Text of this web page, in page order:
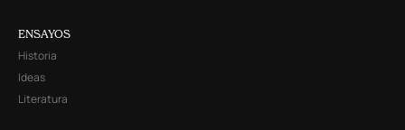
ENSAYOS
Historia
Ideas
Literatura